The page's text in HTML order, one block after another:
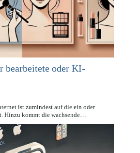
oder KI-
ist zumindest auf die ein oder
Hinzu kommt die wachsende…